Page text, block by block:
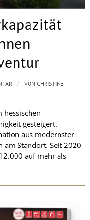
hessischen
gesteigert.
aus modernster
am Standort. Seit 2020
auf mehr als
/ VONCHRISTINE